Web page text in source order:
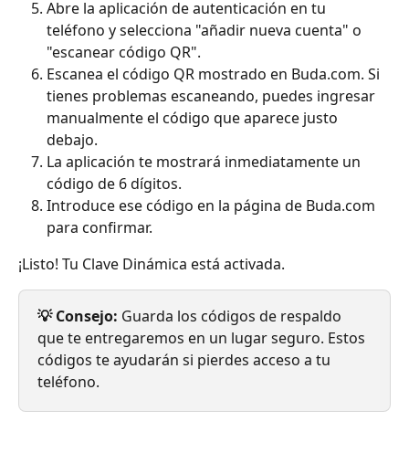
Abre la aplicación de autenticación en tu
teléfono y selecciona "añadir nueva cuenta" o
"escanear código QR".
Escanea el código QR mostrado en Buda.com. Si
tienes problemas escaneando, puedes ingresar
manualmente el código que aparece justo
debajo.
La aplicación te mostrará inmediatamente un
código de 6 dígitos.
Introduce ese código en la página de Buda.com
para confirmar.
¡Listo! Tu Clave Dinámica está activada.
💡 Consejo: Guarda los códigos de respaldo
que te entregaremos en un lugar seguro. Estos
códigos te ayudarán si pierdes acceso a tu
teléfono.